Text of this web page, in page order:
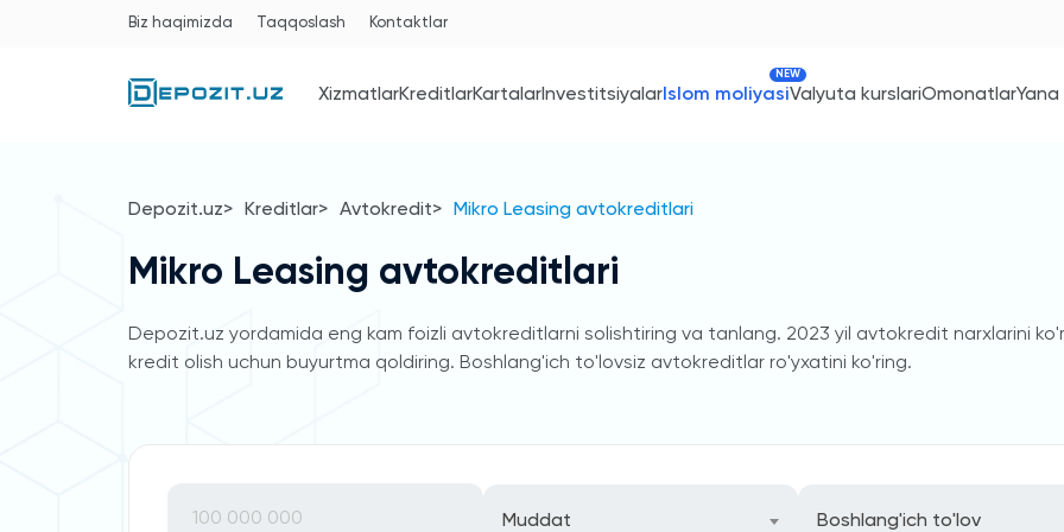
Biz haqimizda Taqqoslash Kontaktlar
XizmatlarKreditlarKartalarInvestitsiyalarIslom moliyasi
NEW
Valyuta kurslariOmonatlarYana
Depozit.uz Kreditlar Avtokredit Mikro Leasing avtokreditlari
Mikro Leasing avtokreditlari
Depozit.uz yordamida eng kam foizli avtokreditlarni solishtiring va tanlang. 2023 yil avtokredit narxlarini
kredit olish uchun buyurtma qoldiring. Boshlang'ich to'lovsiz avtokreditlar ro'yxatini ko'ring.
Muddat Boshlang'ich to'lov